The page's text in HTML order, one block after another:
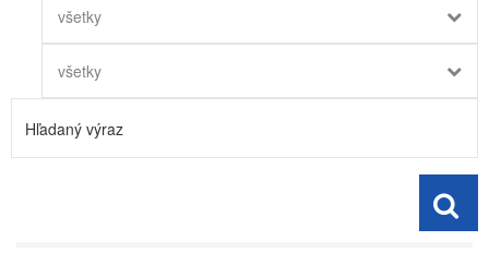
všetky
všetky